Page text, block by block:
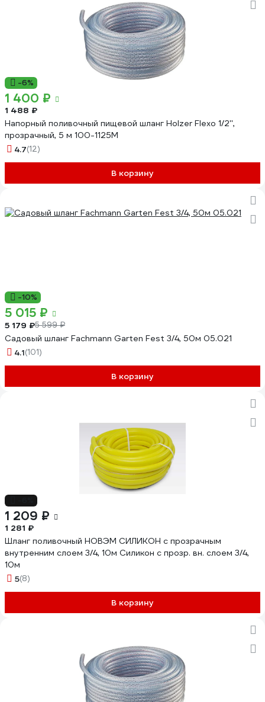
-6%
1 400 ₽
1 488 ₽
Напорный поливочный пищевой шланг Holzer Flexo 1/2'',
прозрачный, 5 м 100-1125M
4.7(12)
В корзину
-10%
5 015 ₽
5 179 ₽5 599 ₽
Садовый шланг Fachmann Garten Fest 3/4, 50м 05.021
4.1(101)
В корзину
1 209 ₽
1 281 ₽
Шланг поливочный НОВЭМ СИЛИКОН с прозрачным
внутренним слоем 3/4, 10м Силикон с прозр. вн. слоем 3/4,
10м
5(8)
В корзину